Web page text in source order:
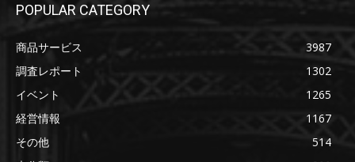
POPULAR CATEGORY
商品サービス
3987
調査レポート
1302
イベント
1265
経営情報
1167
その他
514